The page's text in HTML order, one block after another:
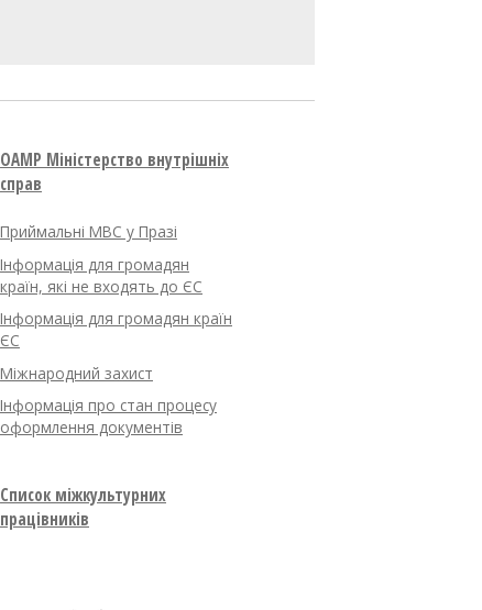
OAMP Міністерство внутрішніх
справ
Приймальні МВС у Празі
Інформація для громадян
країн, які не входять до ЄС
Інформація для громадян країн
ЄС
Міжнародний захист
Інформація про стан процесу
оформлення документів
Список міжкультурних
працівників